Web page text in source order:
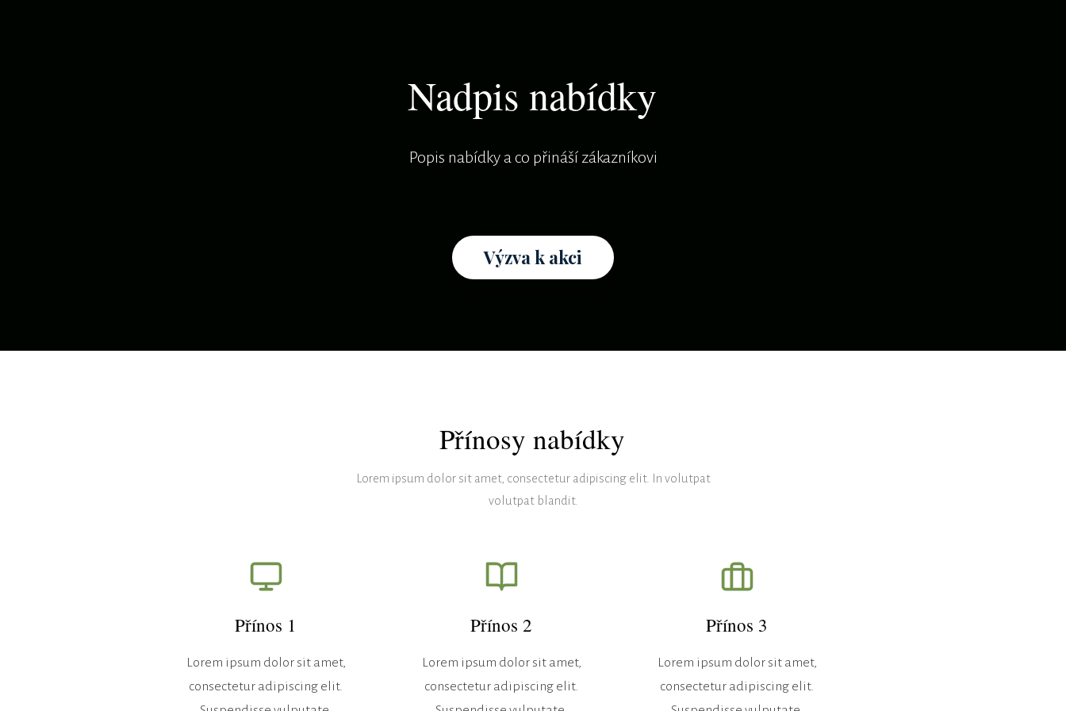
Nadpis nabídky
Popis nabídky a co přináší zákazníkovi
Výzva k akci
Přínosy nabídky
Lorem ipsum dolor sit amet, consectetur adipiscing elit. In volutpat
volutpat blandit.
Přínos 1
Lorem ipsum dolor sit amet,
consectetur adipiscing elit.
Přínos 2
Lorem ipsum dolor sit amet,
consectetur adipiscing elit.
Přínos 3
Lorem ipsum dolor sit amet,
consectetur adipiscing elit.